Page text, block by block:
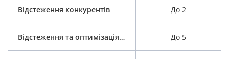
Відстеження конкурентів
Відстеження та оптимізація ключових слів
До 2
До 5